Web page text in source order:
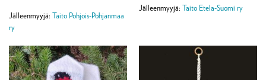
Jälleenmyyjä: Taito Pohjois-Pohjanmaa
ry
Jälleenmyyjä: Taito Etela-Suomi ry